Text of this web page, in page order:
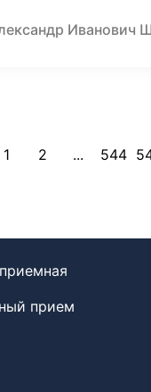
Иванович
1 2 ... 544
прием